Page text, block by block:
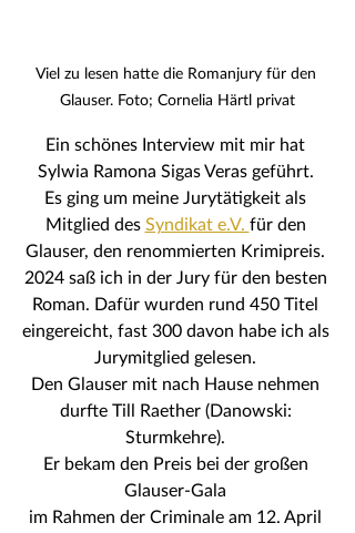
Viel zu lesen hatte die Romanjury für den
Glauser. Foto; Cornelia Härtl privat
Ein schönes Interview mit mir hat
Sylwia Ramona Sigas Veras geführt.
Es ging um meine Jurytätigkeit als
Mitglied des Syndikat e.V. für den
Glauser, den renommierten Krimipreis.
2024 saß ich in der Jury für den besten
Roman. Dafür wurden rund 450 Titel
eingereicht, fast 300 davon habe ich als
Jurymitglied gelesen.
Den Glauser mit nach Hause nehmen
durfte Till Raether (Danowski:
Sturmkehre).
Er bekam den Preis bei der großen
Glauser-Gala
im Rahmen der Criminale am 12. April